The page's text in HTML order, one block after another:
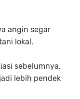
angin segar
lokal.
sebelumnya,
lebih pendek